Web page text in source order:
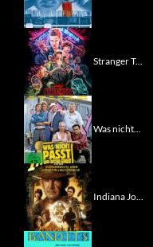
Stranger T...
Was nicht...
Indiana Jo...